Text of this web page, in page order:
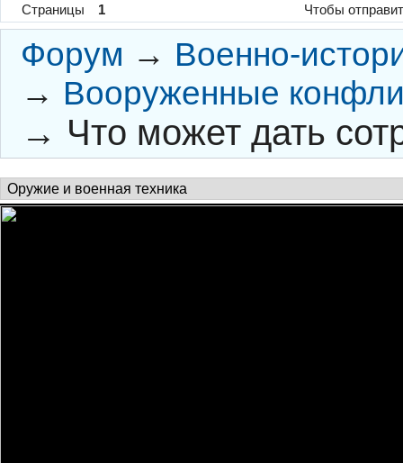
Страницы 1 Чтобы
Форум → Военно-
→ Вооруженные
→ Что может дать